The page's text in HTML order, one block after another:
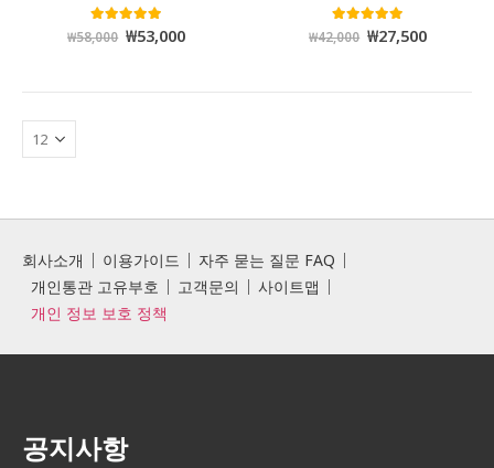
5.00 out of 5
₩58,000 ₩53,000 5.00 out of 5
₩42,000 ₩27,500
회사소개 이용가이드
자주 묻는 질문 FAQ
개인통관 고유부호
고객문의
사이트맵
개인 정보 보호 정책
공지사항